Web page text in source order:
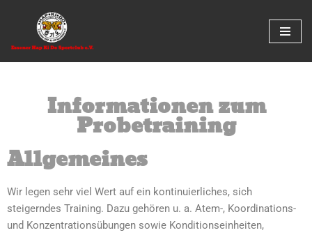
Inhalt
Informationen zum
Probetraining
Allgemeines
Wir legen sehr viel Wert auf ein kontinuierliches, sich
steigerndes Training. Dazu gehören u. a. Atem-, Koordinations-
und Konzentrationsübungen sowie Konditionseinheiten,